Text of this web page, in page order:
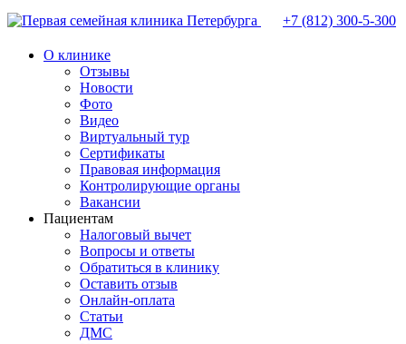
+7 (812) 300-5-300
О клинике
Отзывы
Новости
Фото
Видео
Виртуальный тур
Сертификаты
Правовая информация
Контролирующие органы
Вакансии
Пациентам
Налоговый вычет
Вопросы и ответы
Обратиться в клинику
Оставить отзыв
Онлайн-оплата
Статьи
ДМС